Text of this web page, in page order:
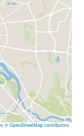
© OpenStreetMap contributors